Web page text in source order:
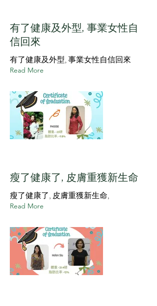
有了健康及外型, 事業女性自
信回來
有了健康及外型, 事業女性自信回來
Read More
瘦了健康了, 皮膚重獲新生命
瘦了健康了, 皮膚重獲新生命,
Read More